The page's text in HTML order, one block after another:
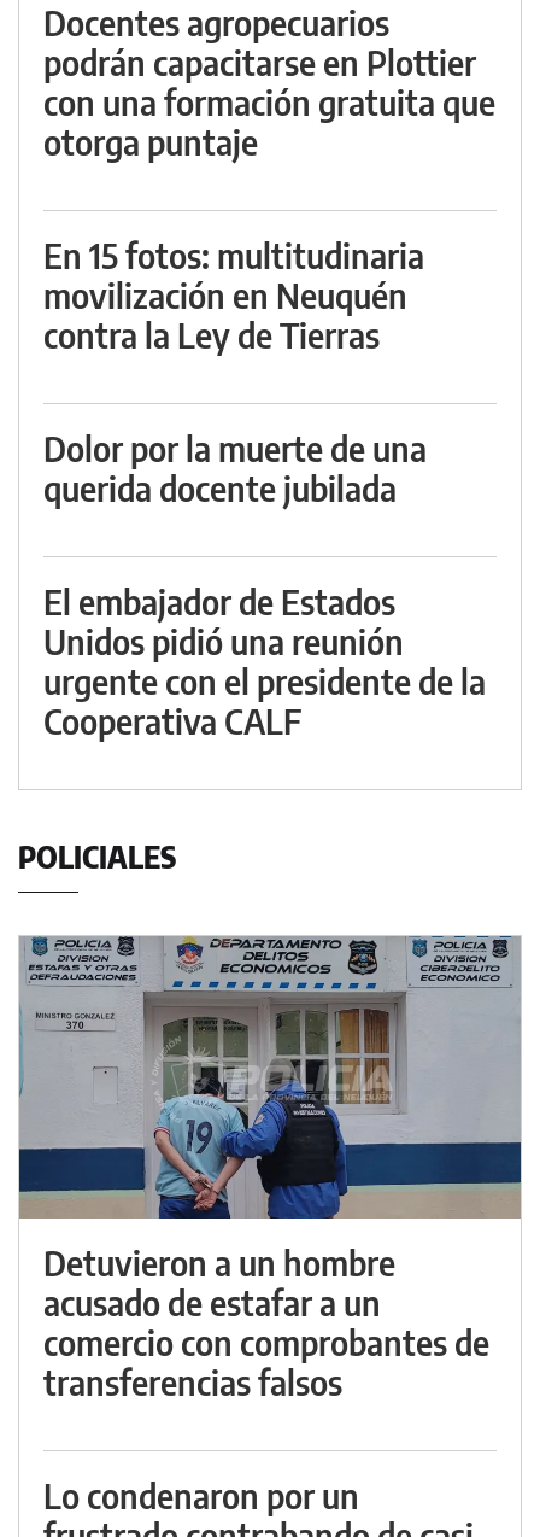
Docentes agropecuarios
podrán capacitarse en Plottier
con una formación gratuita que
otorga puntaje
En 15 fotos: multitudinaria
movilización en Neuquén
contra la Ley de Tierras
Dolor por la muerte de una
querida docente jubilada
El embajador de Estados
Unidos pidió una reunión
urgente con el presidente de la
Cooperativa CALF
POLICIALES
Detuvieron a un hombre
acusado de estafar a un
comercio con comprobantes de
transferencias falsos
Lo condenaron por un